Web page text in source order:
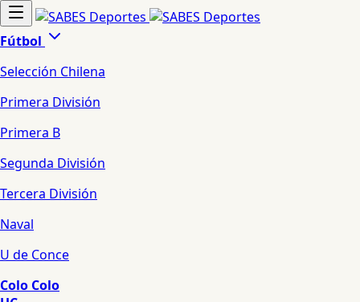
Fútbol
Selección Chilena
Primera División
Primera B
Segunda División
Tercera División
Naval
U de Conce
Colo Colo